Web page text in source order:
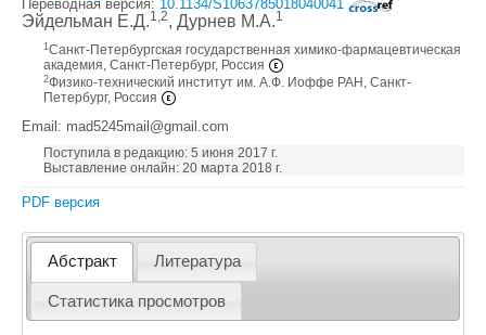
Переводная версия: 10.1134/S1063785018040041
Эйдельман Е.Д.1,2, Дурнев М.А.1
1 Санкт-Петербургская государственная химико-фармацевтическая
академия, Санкт-Петербург, Россия
2Физико-технический институт им. А.Ф. Иоффе РАН, Санкт-
Петербург, Россия
Email: mad5245mail@gmail.com
Поступила в редакцию: 5 июня 2017 г.
Выставление онлайн: 20 марта 2018 г.
PDF версия
Абстракт Литература
Статистика просмотров